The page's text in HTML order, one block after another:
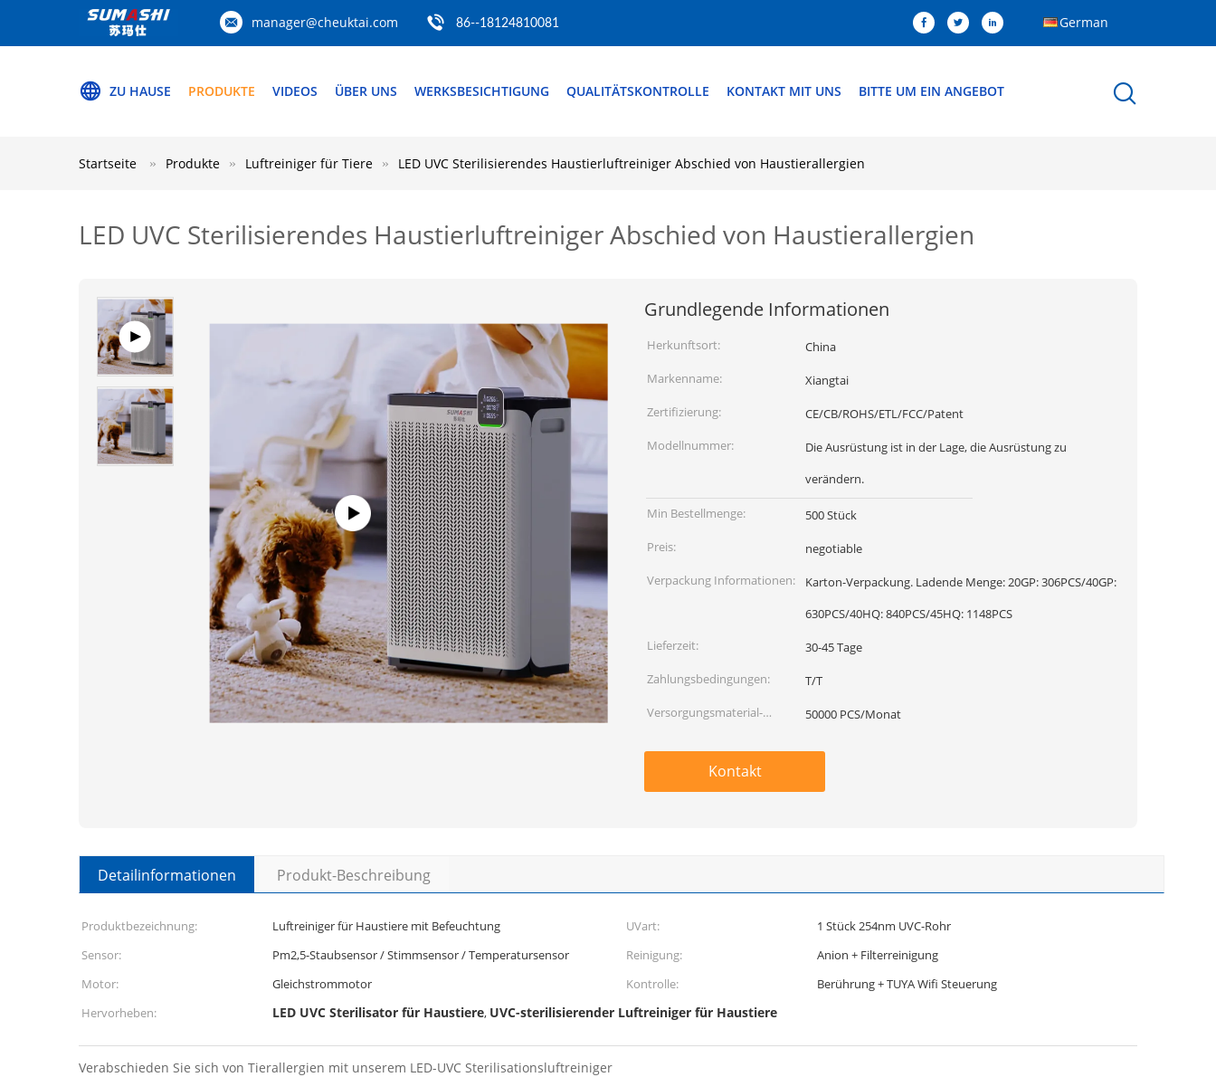
manager@cheuktai.com 86--18124810081 German
ZU HAUSE PRODUKTE VIDEOS ÜBER UNS WERKSBESICHTIGUNG QUALITÄTSKONTROLLE KONTAKT MIT UNS BITTE UM EIN ANGEBOT
Startseite Produkte Luftreiniger für Tiere LED UVC Sterilisierendes Haustierluftreiniger Abschied von Haustierallergien
LED UVC Sterilisierendes Haustierluftreiniger Abschied von Haustierallergien
Grundlegende Informationen
Herkunftsort:
China
Markenname:
Xiangtai
Zertifizierung:
CE/CB/ROHS/ETL/FCC/Patent
Modellnummer:
Die Ausrüstung ist in der Lage, die Ausrüstung zu
verändern.
Min Bestellmenge:
500 Stück
Preis:
negotiable
Verpackung Informationen:
Karton-Verpackung. Ladende Menge: 20GP: 306PCS/40GP:
630PCS/40HQ: 840PCS/45HQ: 1148PCS
Lieferzeit:
30-45 Tage
Zahlungsbedingungen:
T/T
Versorgungsmaterial-
50000 PCS/Monat
Kontakt
Detailinformationen Produkt-Beschreibung
Produktbezeichnung: Luftreiniger für Haustiere mit Befeuchtung UVart:
1 Stück 254nm UVC-Rohr
Sensor:
Pm2,5-Staubsensor / Stimmsensor / Temperatursensor Reinigung:
Anion + Filterreinigung
Motor:
Gleichstrommotor Kontrolle:
Berührung + TUYA Wifi Steuerung
Hervorheben:
LED UVC Sterilisator für Haustiere, UVC-sterilisierender Luftreiniger für Haustiere
Verabschieden Sie sich von Tierallergien mit unserem LED-UVC Sterilisationsluftreiniger